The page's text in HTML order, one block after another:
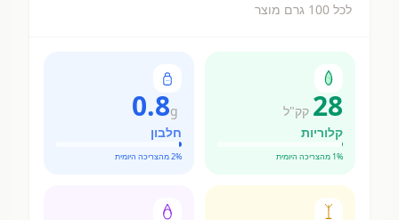
לכל 100 גרם מוצר
28 קק"ל
קלוריות
1% מהצריכה היומית
0.8g
חלבון
2% מהצריכה היומית